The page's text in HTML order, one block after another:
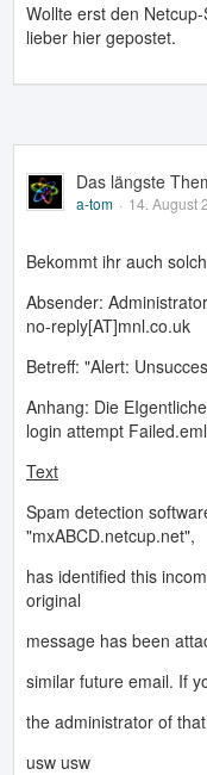
Wollte erst den
lieber hier gepostet.
Das längste
a-tom 14. August
Bekommt ihr auch
Absender:
no-reply[AT]mnl.co.uk
Betreff: "Alert:
Anhang: Die
login attempt
Text
Spam detection
"mxABCD.netcup.net",
has identified this
original
message has been
similar future email. If
the administrator of
usw usw